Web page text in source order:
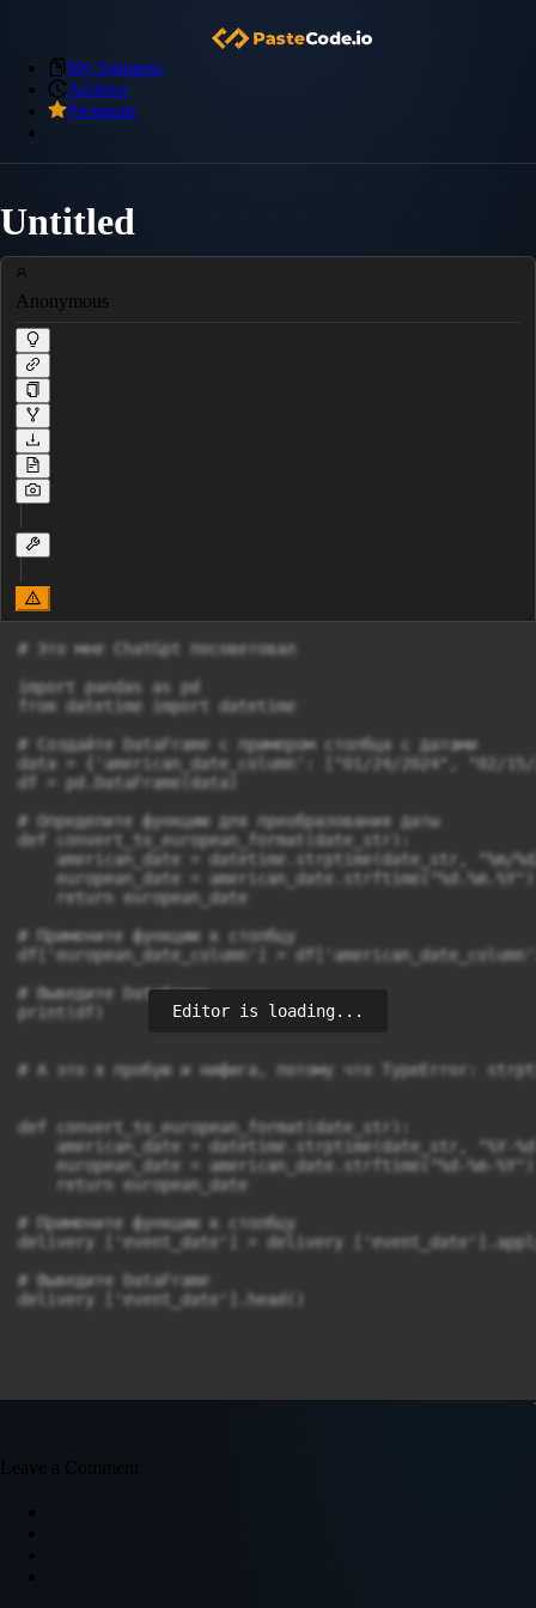
My Snippets
Archive
Premium
Untitled
Anonymous
# Это мне ChatGpt посоветовал
import pandas as pd
from datetime import datetime
# Создайте DataFrame с примером столбца с датами
data = {'american_date_column': ["01/24/2024", "02/
df = pd.DataFrame(data)
# Определите функцию для преобразования даты
def convert_to_european_format(date_str):
american_date = datetime.strptime(date_str, "%m/
    european_date = american_date.strftime("%d.%m.%Y")
    return european_date
# Примените функцию к столбцу
df['european_date_column'] =
# Выведите DataFrame
print(df)
# А это я пробую и нифига, потому что TypeError:
def convert_to_european_format(date_str):
american_date = datetime.strptime(date_str, "%Y-
    european_date = american_date.strftime("%d-%m-%Y")
    return european_date
# Примените функцию к столбцу
delivery ['event_date'] = delivery
# Выведите DataFrame
delivery ['event_date'].head()
Editor is loading...